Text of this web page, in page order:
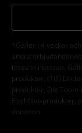
*Gäller i 4 veckor
andra erbjudanden/
löses in i kassan.
produkter, (Till)
produkter, Die Toten
Fischfilet-produkter,
donation.